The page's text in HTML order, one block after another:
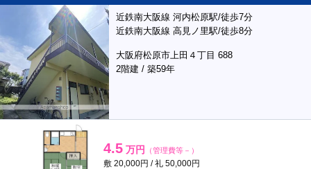
近鉄南大阪線 河内松原駅/徒歩7分
近鉄南大阪線 高見ノ里駅/徒歩8分
大阪府松原市上田４丁目 688
2階建 / 築59年
4.5 万円 （管理費等－）
敷 20,000円 / 礼 50,000円